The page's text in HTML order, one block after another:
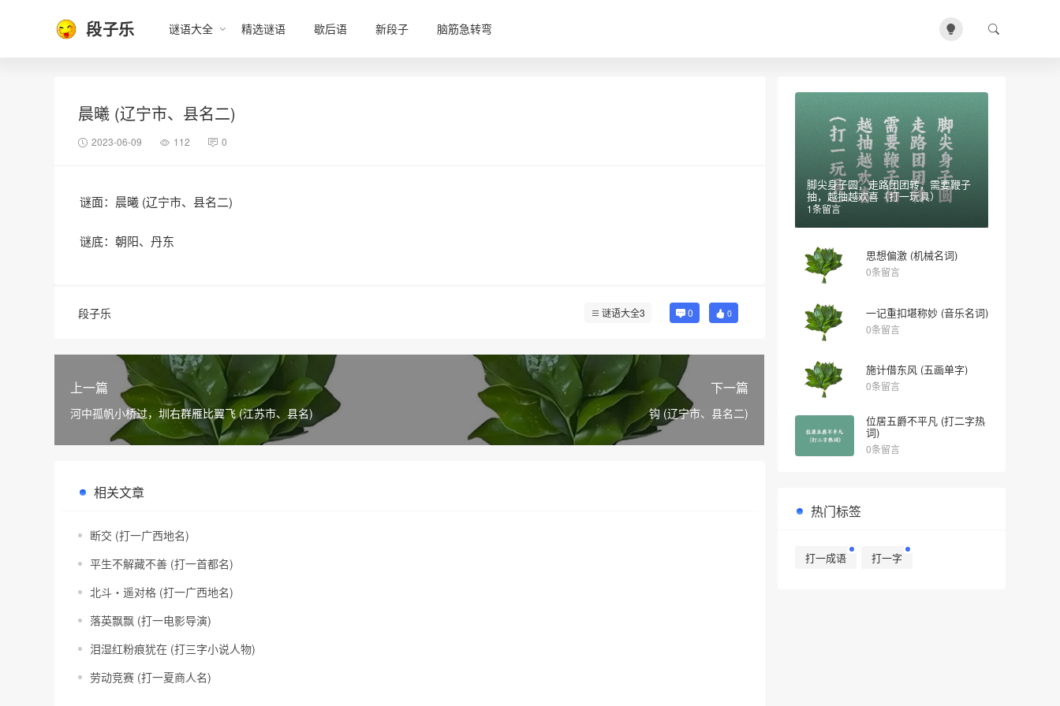
段子乐 谜语大全 精选谜语 歇后语 新段子 脑筋急转弯
晨曦 (辽宁市、县名二)
2023-06-09 112 0
谜面：晨曦 (辽宁市、县名二)
谜底：朝阳、丹东
段子乐 谜语大全3 0 0
上一篇
河中孤帆小桥过，圳右群雁比翼飞 (江苏市、县名)
下一篇
钩 (辽宁市、县名二)
相关文章
断交 (打一广西地名)
平生不解藏不善 (打一首都名)
北斗・遥对格 (打一广西地名)
落英飘飘 (打一电影导演)
泪湿红粉痕犹在 (打三字小说人物)
劳动竞赛 (打一夏商人名)
脚尖身子圆，走路团团转，需要鞭子
抽，越抽越欢喜（打一玩具）
1条留言
思想偏激 (机械名词)
0条留言
一记重扣堪称妙 (音乐名词)
0条留言
施计借东风 (五画单字)
0条留言
位居五爵不平凡 (打二字热
词)
0条留言
热门标签
打一成语 打一字